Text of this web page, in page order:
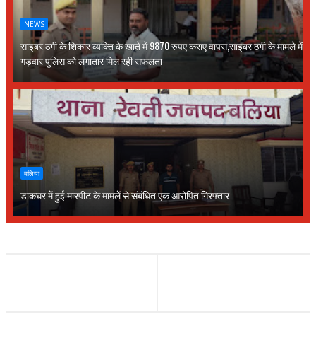
NEWS
साइबर ठगी के शिकार व्यक्ति के खाते में 9870 रुपए कराए वापस,साइबर ठगी के मामले में
गड़वार पुलिस को लगातार मिल रही सफलता
बलिया
डाकघर में हुई मारपीट के मामलें से संबंधित एक आरोपित गिरफ्तार